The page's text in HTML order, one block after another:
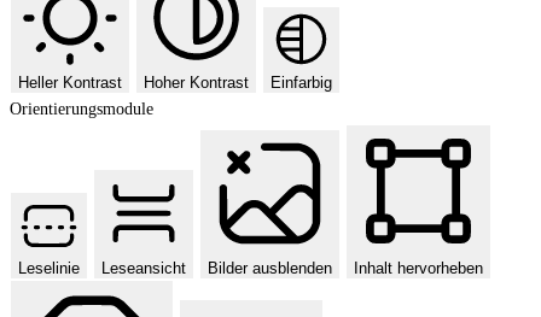
Heller Kontrast Hoher Kontrast
Einfarbig
Orientierungsmodule
Leselinie Leseansicht Bilder ausblenden Inhalt hervorheben